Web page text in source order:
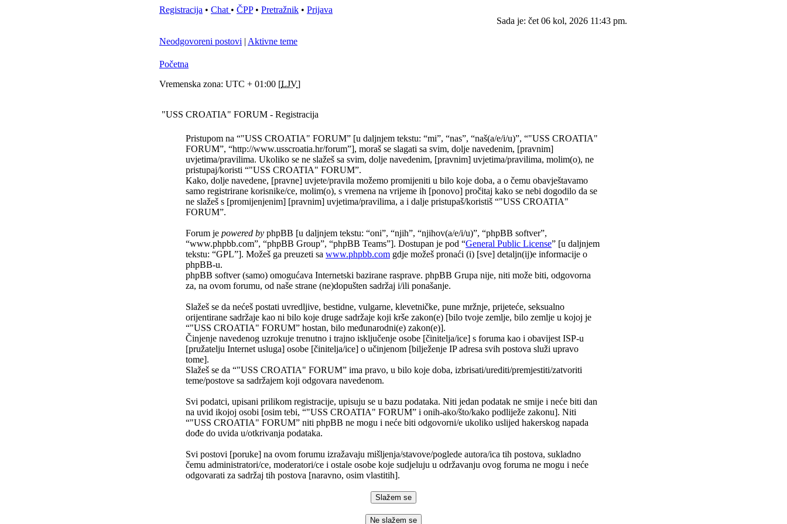
Registracija • Chat • ČPP• Pretražnik • Prijava
Sada je: čet 06 kol, 2026 11:43 pm.
Neodgovoreni postovi | Aktivne teme
Početna
Vremenska zona: UTC + 01:00 [LJV]
"USS CROATIA" FORUM - Registracija
Pristupom na “"USS CROATIA" FORUM” [u daljnjem tekstu: “mi”, “nas”, “naš(a/e/i/u)”, “"USS CROATIA"
FORUM”, “http://www.usscroatia.hr/forum”], moraš se slagati sa svim, dolje navedenim, [pravnim]
uvjetima/pravilima. Ukoliko se ne slažeš sa svim, dolje navedenim, [pravnim] uvjetima/pravilima, molim(o), ne
pristupaj/koristi “"USS CROATIA" FORUM”.
Kako, dolje navedene, [pravne] uvjete/pravila možemo promijeniti u bilo koje doba, a o čemu obavještavamo
samo registrirane korisnike/ce, molim(o), s vremena na vrijeme ih [ponovo] pročitaj kako se nebi dogodilo da se
ne slažeš s [promijenjenim] [pravnim] uvjetima/pravilima, a i dalje pristupaš/koristiš “"USS CROATIA"
FORUM”.
Forum je powered by phpBB [u daljnjem tekstu: “oni”, “njih”, “njihov(a/e/i/u)”, “phpBB softver”,
“www.phpbb.com”, “phpBB Group”, “phpBB Teams”]. Dostupan je pod “General Public License” [u daljnjem
tekstu: “GPL”]. Možeš ga preuzeti sa www.phpbb.com gdje možeš pronaći (i) [sve] detaljn(ij)e informacije o
phpBB-u.
phpBB softver (samo) omogućava Internetski bazirane rasprave. phpBB Grupa nije, niti može biti, odgovorna
za, na ovom forumu, od naše strane (ne)dopušten sadržaj i/ili ponašanje.
Slažeš se da nećeš postati uvredljive, bestidne, vulgarne, klevetničke, pune mržnje, prijeteće, seksualno
orijentirane sadržaje kao ni bilo koje druge sadržaje koji krše zakon(e) [bilo tvoje zemlje, bilo zemlje u kojoj je
“"USS CROATIA" FORUM” hostan, bilo međunarodni(e) zakon(e)].
Činjenje navedenog uzrokuje trenutno i trajno isključenje osobe [činitelja/ice] s foruma kao i obavijest ISP-u
[pružatelju Internet usluga] osobe [činitelja/ice] o učinjenom [bilježenje IP adresa svih postova služi upravo
tome].
Slažeš se da “"USS CROATIA" FORUM” ima pravo, u bilo koje doba, izbrisati/urediti/premjestiti/zatvoriti
teme/postove sa sadržajem koji odgovara navedenom.
Svi podatci, upisani prilikom registracije, upisuju se u bazu podataka. Niti jedan podatak ne smije i neće biti dan
na uvid ikojoj osobi [osim tebi, “"USS CROATIA" FORUM” i onih-ako/što/kako podliježe zakonu]. Niti
“"USS CROATIA" FORUM” niti phpBB ne mogu i neće biti odgovorni/e ukoliko uslijed hakerskog napada
dođe do uvida u/otkrivanja podataka.
Svi postovi [poruke] na ovom forumu izražavaju mišljenja/stavove/poglede autora/ica tih postova, sukladno
čemu administratori/ce, moderatori/ce i ostale osobe koje sudjeluju u održavanju ovog foruma ne mogu i neće
odgovarati za sadržaj tih postova [naravno, osim vlastitih].